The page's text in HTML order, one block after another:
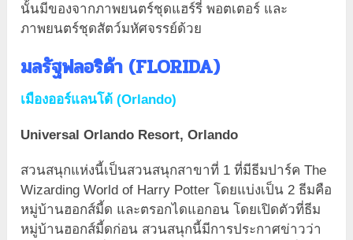
นั้นมีของจากภาพยนตร์ชุดแฮร์รี่ พอตเตอร์ และ
ภาพยนตร์ชุดสัตว์มหัศจรรย์ด้วย
มลรัฐฟลอริด้า (FLORIDA)
เมืองออร์แลนโด้ (Orlando)
Universal Orlando Resort,Orlando
สวนสนุกแห่งนี้เป็นสวนสนุกสาขาที่ 1 ที่มีธีมปาร์ค The
Wizarding World of Harry Potter โดยแบ่งเป็น 2 ธีมคือ
หมู่บ้านฮอกส์มี้ด และตรอกไดแอกอน โดยเปิดตัวที่ธีม
หมู่บ้านฮอกส์มี้ดก่อน สวนสนุกนี้มีการประกาศข่าวว่า